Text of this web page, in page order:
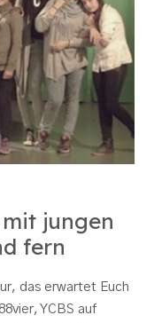
jungen
fern
das erwartet Euch
YCBS auf